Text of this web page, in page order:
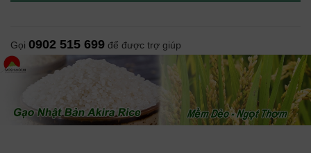
Gọi 0902 515 699 để được trợ giúp